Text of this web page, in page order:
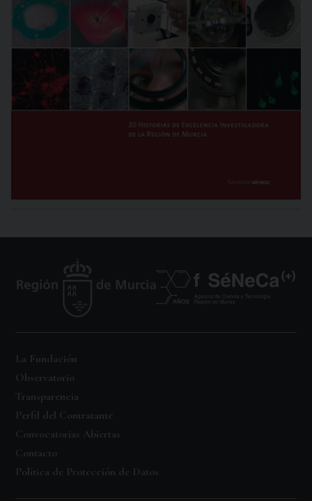
La Fundación
Observatorio
Transparencia
Perfil del Contratante
Convocatorias Abiertas
Contacto
Política de Protección de Datos